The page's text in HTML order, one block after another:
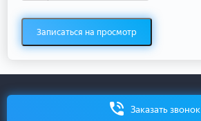
Записаться на просмотр
Заказать звонок